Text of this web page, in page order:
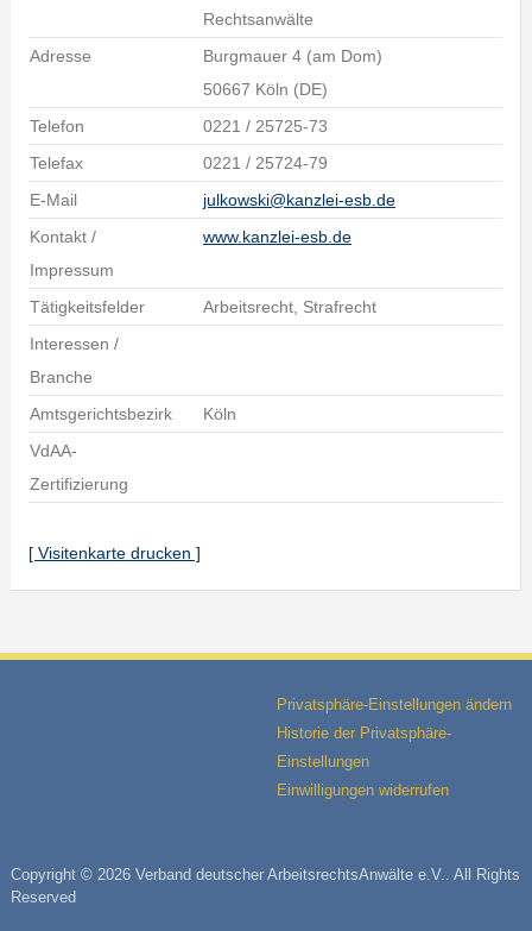
Rechtsanwälte
Adresse
Burgmauer 4 (am Dom)
50667 Köln (DE)
Telefon
0221 / 25725-73
Telefax
0221 / 25724-79
E-Mail
julkowski@kanzlei-esb.de
Kontakt /
Impressum
www.kanzlei-esb.de
Tätigkeitsfelder
Arbeitsrecht, Strafrecht
Interessen /
Branche
Amtsgerichtsbezirk
Köln
VdAA-
Zertifizierung
[ Visitenkarte drucken ]
Privatsphäre-Einstellungen ändern
Historie der Privatsphäre-
Einstellungen
Einwilligungen widerrufen
Copyright © 2026 Verband deutscher ArbeitsrechtsAnwälte e.V.. All Rights
Reserved